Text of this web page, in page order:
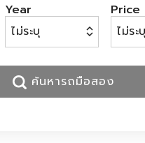
Year Price